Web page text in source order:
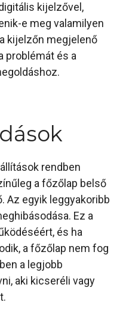
kijelzővel,
e meg valamilyen
kijelzőn megjelenő
problémát és a
rendben
a főzőlap belső
Az egyik leggyakoribb
Ez a
és ha
a főzőlap nem fog
a legjobb
aki kicseréli vagy